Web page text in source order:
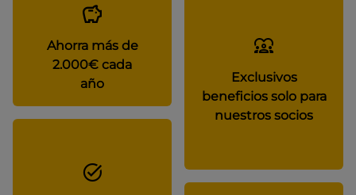
Ahorra más de
2.000€ cada
año
Exclusivos
beneficios solo para
nuestros socios